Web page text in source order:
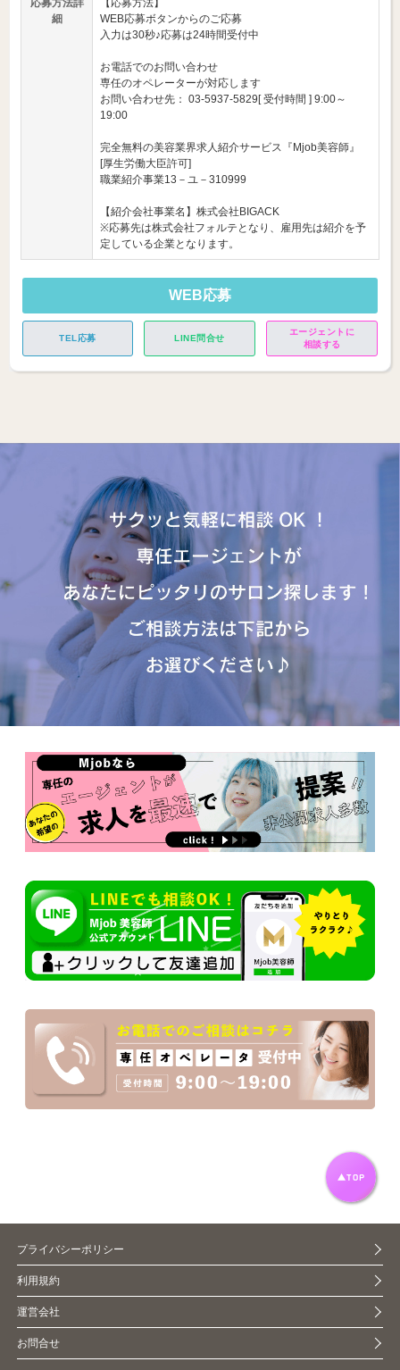
応募方法詳
細
【応募方法】
WEB応募ボタンからのご応募
入力は30秒♪応募は24時間受付中
お電話でのお問い合わせ
専任のオペレーターが対応します
お問い合わせ先： 03-5937-5829[ 受付時間 ] 9:00～
19:00
完全無料の美容業界求人紹介サービス『Mjob美容師』
[厚生労働大臣許可]
職業紹介事業13－ユ－310999
【紹介会社事業名】株式会社BIGACK
※応募先は株式会社フォルテとなり、雇用先は紹介を予
定している企業となります。
WEB応募
TEL応募 LINE問合せ
エージェントに
相談する
プライバシーポリシー
利用規約
運営会社
お問合せ